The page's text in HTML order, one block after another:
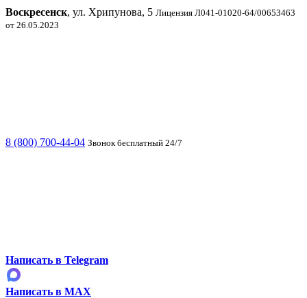
Воскресенск, ул. Хрипунова, 5 Лицензия Л041-01020-64/00653463
от 26.05.2023
8 (800) 700-44-04 Звонок бесплатный 24/7
Написать в Telegram
Написать в MAX